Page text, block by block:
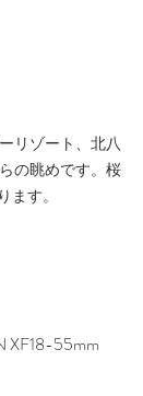
リゾート、北八
の眺めです。桜
ます。
XF18-55mm